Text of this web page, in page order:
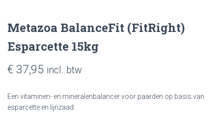
Metazoa BalanceFit (FitRight)
Esparcette 15kg
€ 37,95 incl. btw
Een vitaminen- en mineralenbalancer voor paarden op basis van
esparcette en lijnzaad.